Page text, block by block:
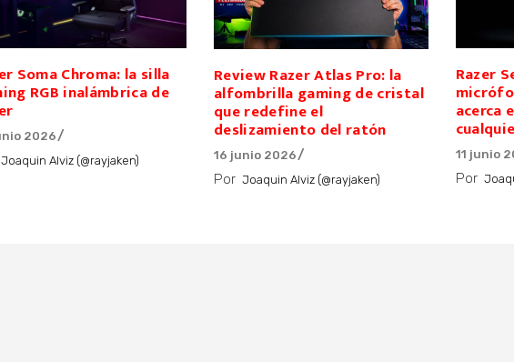
Soma Chroma: la silla
RGB inalámbrica de
2026
Joaquin Alviz (@rayjaken)
Review Razer Atlas Pro: la
alfombrilla gaming de cristal
que redefine el
deslizamiento del ratón
16 junio 2026
Por Joaquin Alviz (@rayjaken)
Razer
acerca
11 junio
Por